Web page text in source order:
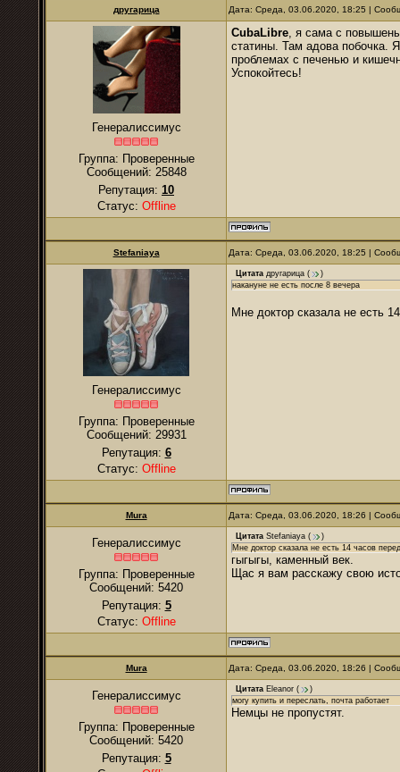
другарица Дата: Среда, 03.06.2020, 18:25 |
Генералиссимус
Группа: Проверенные
Сообщений: 25848
Репутация: 10
Статус: Offline
CubaLibre, я сама с
статины. Там адова побочка.
проблемах с печенью и
Успокойтесь!
Stefaniaya Дата: Среда, 03.06.2020, 18:25 |
Генералиссимус
Группа: Проверенные
Сообщений: 29931
Репутация: 6
Статус: Offline
Цитата другарица (
)
накануне не есть после 8 вечера
Мне доктор сказала не есть
Mura Дата: Среда, 03.06.2020, 18:26 |
Генералиссимус
Группа: Проверенные
Сообщений: 5420
Репутация: 5
Статус: Offline
Цитата Stefaniaya (
)
Мне доктор сказала не есть 14 часов
гыгыгы, каменный век.
Щас я вам расскажу свою
Mura Дата: Среда, 03.06.2020, 18:26 |
Генералиссимус
Группа: Проверенные
Сообщений: 5420
Репутация: 5
Цитата Eleanor (
)
могу купить и переслать, почта работает
Немцы не пропустят.